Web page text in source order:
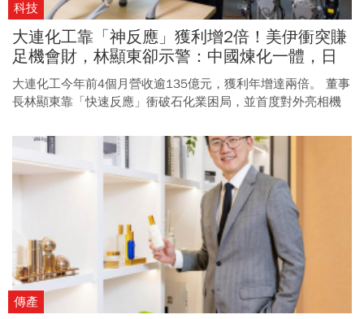
科技
大連化工靠「神反應」獲利增2倍！美伊衝突賺
足機會財，林顯東卻示警：中國煉化一體，日
後台廠更難生存
大連化工今年前4個月營收逾135億元，獲利年增達兩倍。 董事
長林顯東靠「快速反應」衝破石化業困局，並首度對外亮相機
傳產